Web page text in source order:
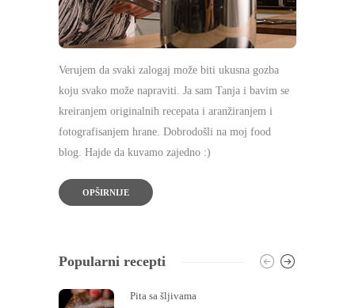
Verujem da svaki zalogaj može biti ukusna gozba
koju svako može napraviti. Ja sam Tanja i bavim se
kreiranjem originalnih recepata i aranžiranjem i
fotografisanjem hrane. Dobrodošli na moj food
blog. Hajde da kuvamo zajedno :)
OPŠIRNIJE
Popularni recepti
Pita sa šljivama